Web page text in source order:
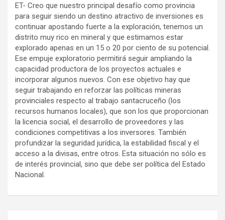
ET- Creo que nuestro principal desafío como provincia
para seguir siendo un destino atractivo de inversiones es
continuar apostando fuerte a la exploración, tenemos un
distrito muy rico en mineral y que estimamos estar
explorado apenas en un 15 o 20 por ciento de su potencial.
Ese empuje exploratorio permitirá seguir ampliando la
capacidad productora de los proyectos actuales e
incorporar algunos nuevos. Con ese objetivo hay que
seguir trabajando en reforzar las políticas mineras
provinciales respecto al trabajo santacruceño (los
recursos humanos locales), que son los que proporcionan
la licencia social, el desarrollo de proveedores y las
condiciones competitivas a los inversores. También
profundizar la seguridad jurídica, la estabilidad fiscal y el
acceso a la divisas, entre otros. Esta situación no sólo es
de interés provincial, sino que debe ser política del Estado
Nacional.